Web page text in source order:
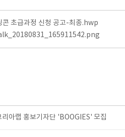
콘 초급과정 신청 공고-최종.hwp
아랩 홍보기자단 'BOOGIES' 모집